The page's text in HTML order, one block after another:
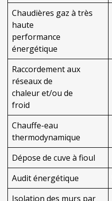
Chaudières gaz à très
haute
performance
énergétique
Raccordement aux
réseaux de
chaleur et/ou de
froid
Chauffe-eau
thermodynamique
Dépose de cuve à fioul
Audit énergétique
Isolation des murs par